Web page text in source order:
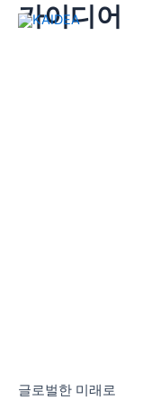
카이디어
글로벌한 미래로